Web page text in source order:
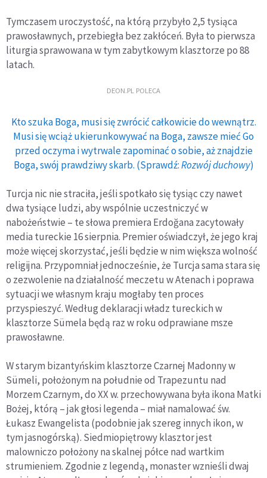
Tymczasem uroczystość, na którą przybyło 2,5 tysiąca
prawosławnych, przebiegła bez zakłóceń. Była to pierwsza
liturgia sprawowana w tym zabytkowym klasztorze po 88
latach.
DEON.PL POLECA
Kto szuka Boga, musi się zwrócić całkowicie do wewnątrz.
Musi się wciąż ukierunkowywać na Boga, zawsze mieć Go
przed oczyma i wytrwale zapominać o sobie, aż znajdzie
Boga, swój prawdziwy skarb. (Sprawdź:Rozwój duchowy)
Turcja nic nie straciła, jeśli spotkało się tysiąc czy nawet
dwa tysiące ludzi, aby wspólnie uczestniczyć w
nabożeństwie – te słowa premiera Erdoğana zacytowały
media tureckie 16 sierpnia. Premier oświadczył, że jego kraj
może więcej skorzystać, jeśli będzie w nim większa wolność
religijna. Przypomniał jednocześnie, że Turcja sama stara się
o zezwolenie na działalność meczetu w Atenach i poprawa
sytuacji we własnym kraju mogłaby ten proces
przyspieszyć. Według deklaracji władz tureckich w
klasztorze Sümela będą raz w roku odprawiane msze
prawosławne.
W starym bizantyńskim klasztorze Czarnej Madonny w
Sümeli, położonym na południe od Trapezuntu nad
Morzem Czarnym, do XX w. przechowywana była ikona Matki
Bożej, którą – jak głosi legenda – miał namalować św.
Łukasz Ewangelista (podobnie jak szereg innych ikon, w
tym jasnogórską). Siedmiopiętrowy klasztor jest
malowniczo położony na skalnej półce nad wartkim
strumieniem. Zgodnie z legendą, monaster wznieśli dwaj